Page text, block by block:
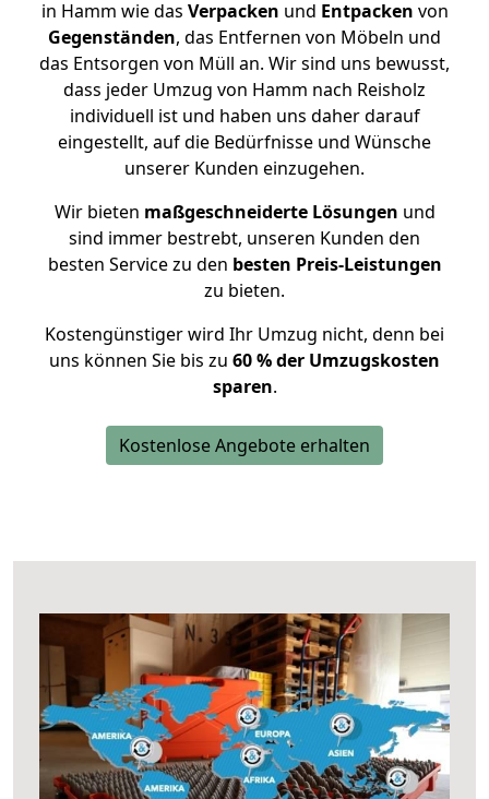
in Hamm wie das Verpacken und Entpacken von
Gegenständen, das Entfernen von Möbeln und
das Entsorgen von Müll an. Wir sind uns bewusst,
dass jeder Umzug von Hamm nach Reisholz
individuell ist und haben uns daher darauf
eingestellt, auf die Bedürfnisse und Wünsche
unserer Kunden einzugehen.
Wir bieten maßgeschneiderte Lösungen und
sind immer bestrebt, unseren Kunden den
besten Service zu den besten Preis-Leistungen
zu bieten.
Kostengünstiger wird Ihr Umzug nicht, denn bei
uns können Sie bis zu 60 % der Umzugskosten
sparen.
Kostenlose Angebote erhalten